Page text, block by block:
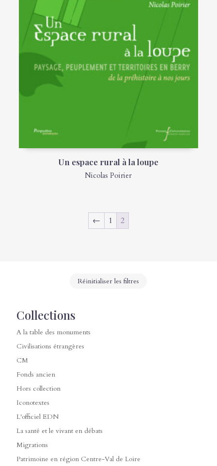
Un espace rural à la loupe
Nicolas Poirier
← 1 2
Réinitialiser les filtres
Collections
A la table des monuments
Civilisations étrangères
CM
Fonds ancien
Hors collection
Iconotextes
L'officiel EDN
La santé et le vivant en débats
Migrations
Patrimoine en région Centre-Val de Loire